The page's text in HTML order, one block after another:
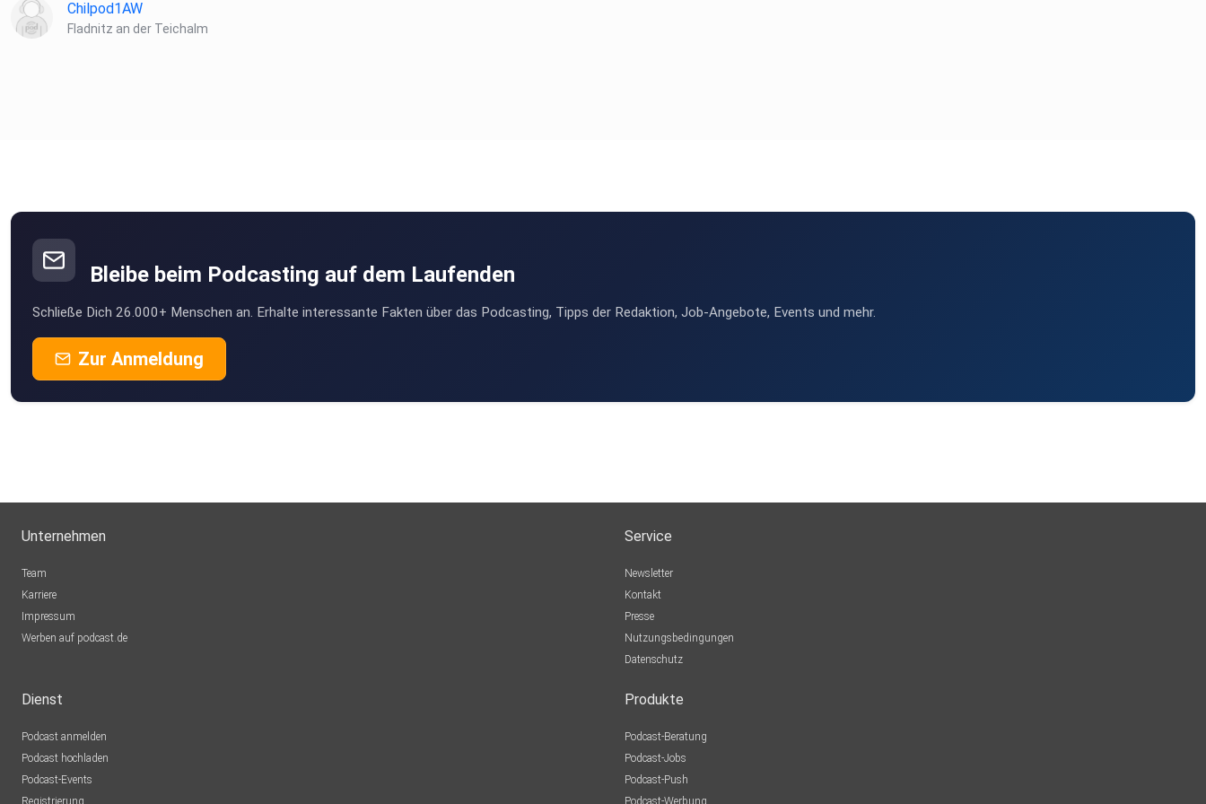
Chilpod1AW
Fladnitz an der Teichalm
Bleibe beim Podcasting auf dem Laufenden
Schließe Dich 26.000+ Menschen an. Erhalte interessante Fakten über das Podcasting, Tipps der Redaktion, Job-Angebote, Events und mehr.
Zur Anmeldung
Unternehmen
Team
Karriere
Impressum
Werben auf podcast.de
Service
Newsletter
Kontakt
Presse
Nutzungsbedingungen
Datenschutz
Dienst
Podcast anmelden
Podcast hochladen
Podcast-Events
Registrierung
Produkte
Podcast-Beratung
Podcast-Jobs
Podcast-Push
Podcast-Werbung